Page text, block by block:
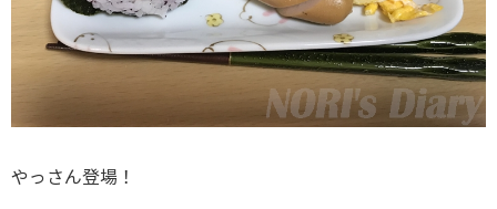
やっさん登場！